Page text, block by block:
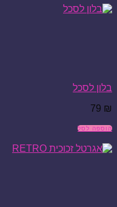
בלון לסכל
79 ₪
הוספה לסל